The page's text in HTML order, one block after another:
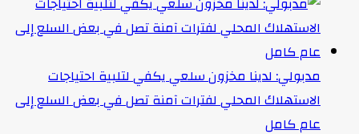
مدبولي: لدينا مخزون سلعي يكفي لتلبية احتياجات
الاستهلاك المحلي لفترات آمنة تصل في بعض السلع إلى
عام كامل